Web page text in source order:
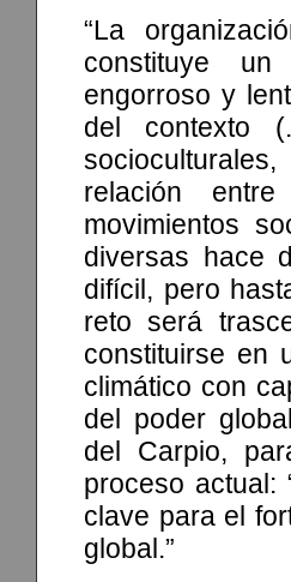
“La
constituye un
engorroso y
del contexto
relación
movimientos
diversas hace
difícil, pero
reto será
constituirse en
climático con
del poder
del Carpio,
proceso actual:
clave para el
global.”